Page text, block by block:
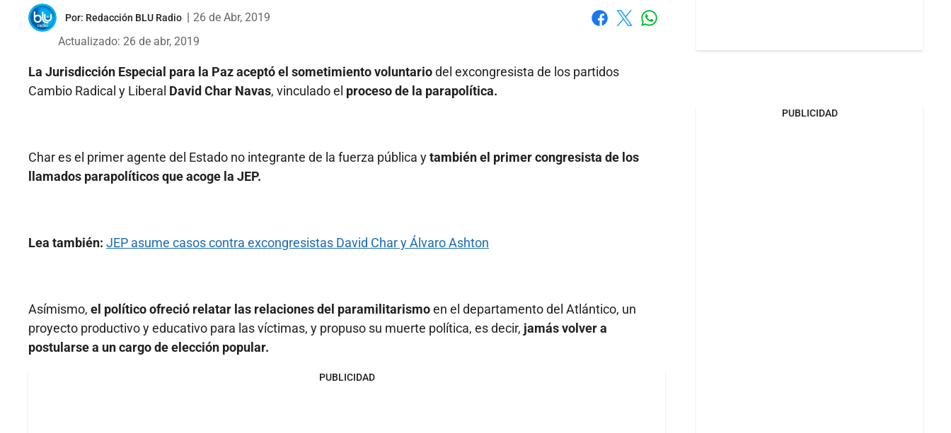
Por: Redacción BLU Radio
26 de Abr, 2019
Actualizado: 26 de abr, 2019
La Jurisdicción Especial para la Paz aceptó el sometimiento voluntariodel excongresista de los partidos
Cambio Radical y Liberal David Char Navas, vinculado el proceso de la parapolítica.
Char es el primer agente del Estado no integrante de la fuerza pública ytambién el primer congresista de los
llamados parapolíticosque acoge la JEP.
Lea también: JEP asume casos contra excongresistas David Char y Álvaro Ashton
Asímismo, el político ofreció relatar las relaciones del paramilitarismoen el departamento del Atlántico, un
proyecto productivo y educativo para las víctimas, y propuso su muerte política, es decir, jamás volver a
postularse a un cargo de elección popular.
PUBLICIDAD
PUBLICIDAD